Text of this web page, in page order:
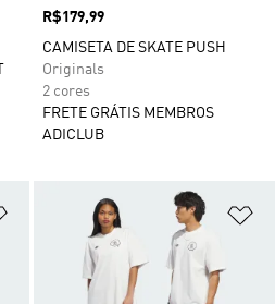
Preço
R$179,99
CAMISETA DE SKATE PUSH
Originals
2 cores
FRETE GRÁTIS MEMBROS
ADICLUB
Adicionar à Lista de Desejos